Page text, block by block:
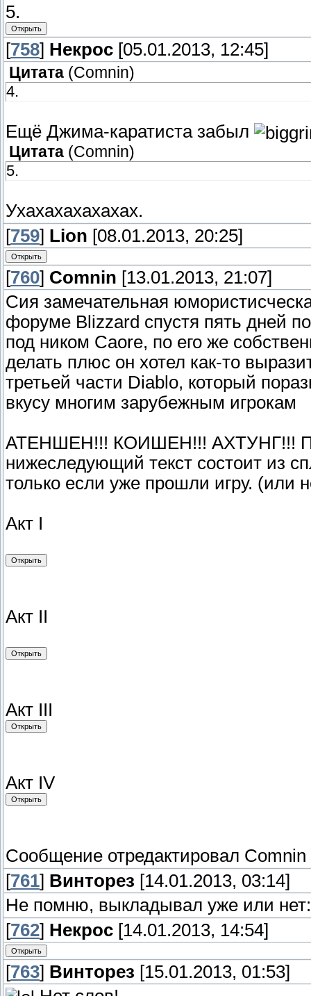
5.
[758] Некрос [05.01.2013, 12:45]
Цитата (Comnin)
4.
Ещё Джима-каратиста забыл
Цитата (Comnin)
5.
Ухахахахахахах.
[759] Lion [08.01.2013, 20:25]
[760] Comnin [13.01.2013, 21:07]
Сия замечательная
форуме Blizzard спустя пять дней
под ником Caore, по его же
делать плюс он хотел как-то
третьей части Diablo, который
вкусу многим зарубежным игрокам
АТЕНШЕН!!! КОИШЕН!!! АХТУНГ!!!
нижеследующий текст состоит из
только если уже прошли игру. (или
Акт I
Aкт II
Акт III
Акт IV
Сообщение отредактировал Comnin
[761] Винторез [14.01.2013, 03:14]
Не помню, выкладывал уже или нет:
[762] Некрос [14.01.2013, 14:54]
[763] Винторез [15.01.2013, 01:53]